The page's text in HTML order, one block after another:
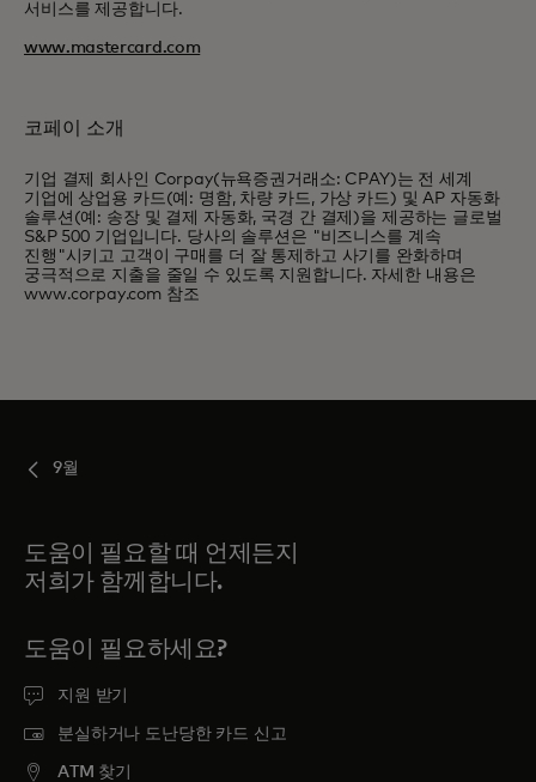
서비스를 제공합니다.
www.mastercard.com
코페이 소개
기업 결제 회사인 Corpay(뉴욕증권거래소: CPAY)는 전 세계
기업에 상업용 카드(예: 명함, 차량 카드, 가상 카드) 및 AP 자동화
솔루션(예: 송장 및 결제 자동화, 국경 간 결제)을 제공하는 글로벌
S&P 500 기업입니다. 당사의 솔루션은 "비즈니스를 계속
진행"시키고 고객이 구매를 더 잘 통제하고 사기를 완화하며
궁극적으로 지출을 줄일 수 있도록 지원합니다. 자세한 내용은
www.corpay.com 참조
9월
도움이 필요할 때 언제든지
저희가 함께합니다.
도움이 필요하세요?
지원 받기
분실하거나 도난당한 카드 신고
ATM 찾기